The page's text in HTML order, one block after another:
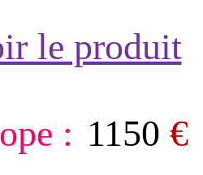
le produit
: 1150 €